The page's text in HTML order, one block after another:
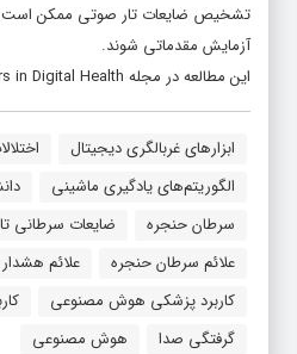
تشخیص ضایعات تار صوتی ممکن است
آزمایش مقدماتی شوند.
این مطالعه در مجله Frontiers in Digital Health منتشر شده است.
ابزارهای غربالگری دیجیتال
الگوریتم‌های یادگیری ماشینی
سرطان حنجره
ضایعات سرطانی
علائم سرطان حنجره
علائم
کاربرد پزشکی هوش مصنوعی
گرفتگی صدا
هوش مصنوعی